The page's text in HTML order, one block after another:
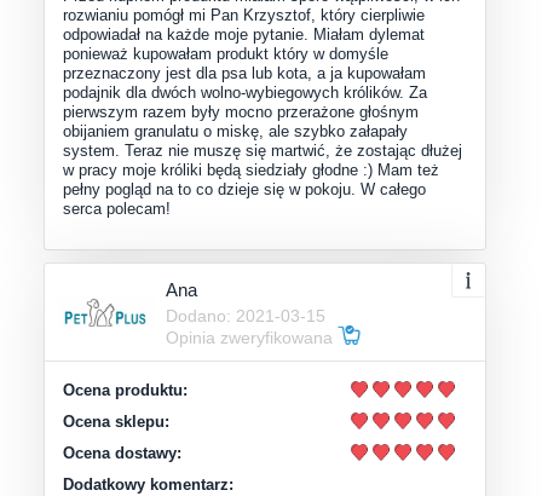
rozwianiu pomógł mi Pan Krzysztof, który cierpliwie
odpowiadał na każde moje pytanie. Miałam dylemat
ponieważ kupowałam produkt który w domyśle
przeznaczony jest dla psa lub kota, a ja kupowałam
podajnik dla dwóch wolno-wybiegowych królików. Za
pierwszym razem były mocno przerażone głośnym
obijaniem granulatu o miskę, ale szybko załapały
system. Teraz nie muszę się martwić, że zostając dłużej
w pracy moje króliki będą siedziały głodne :) Mam też
pełny pogląd na to co dzieje się w pokoju. W całego
serca polecam!
Ana
Dodano: 2021-03-15
Opinia zweryfikowana
Ocena produktu:
Ocena sklepu:
Ocena dostawy:
Dodatkowy komentarz: